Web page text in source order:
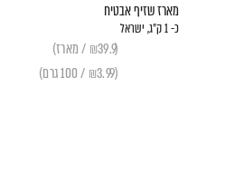
מארז שזיף אבטיח
כ- 1 ק״ג, ישראל
(₪39.9 / מארז)
(₪3.99 / 100 גרם)